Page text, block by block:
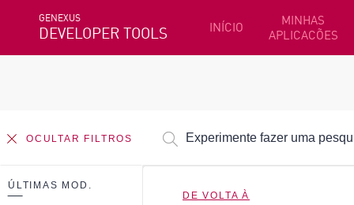
GENEXUS
DEVELOPER TOOLS INÍCIO
MINHAS
APLICACÕES